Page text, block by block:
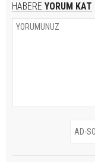
HABERE YORUM KAT